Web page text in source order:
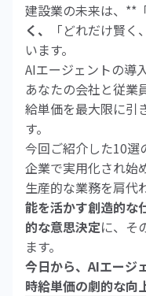
建設業の未来は、**
く、
「どれだけ賢
います。
AIエージェントの導
あなたの会社と従業
給単価を最大限に引
す。
今回ご紹介した10選
企業で実用化され始
生産的な業務を肩代
能を活かす創造的な
的な意思決定に、そ
ます。
今日から、AIエージ
時給単価の劇的な向